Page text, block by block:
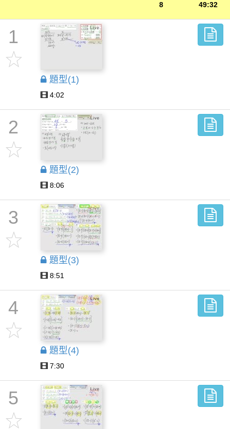
49:32
8
1
題型(1)
4:02
2
題型(2)
8:06
3
題型(3)
8:51
4
題型(4)
7:30
5